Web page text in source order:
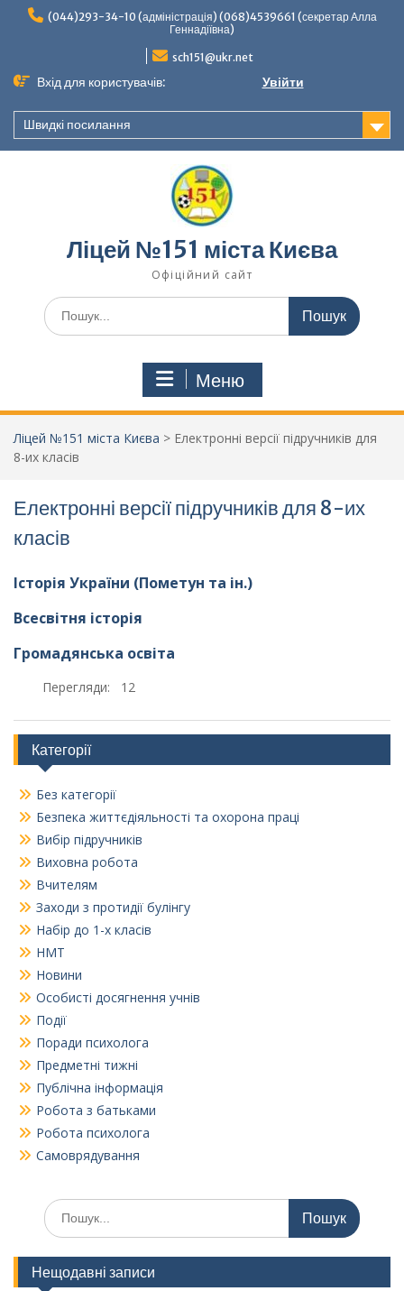
Перейти(044)293-34-10 (адміністрація) (068)4539661 (секретар Алла
Геннадіївна)
sch151@ukr.net
Вхід для користувачів: Увійти
Швидкі посилання
Ліцей №151 міста Києва
Офіційний сайт
Шукати:
Меню
Ліцей №151 міста Києва > Електронні версії підручників для
8-их класів
Електронні версії підручників для 8-их
класів
Історія України (Пометун та ін.)
Всесвітня історія
Громадянська освіта
Перегляди: 12
Категорії
Без категорії
Безпека життєдіяльності та охорона праці
Вибір підручників
Виховна робота
Вчителям
Заходи з протидії булінгу
Набір до 1-х класів
НМТ
Новини
Особисті досягнення учнів
Події
Поради психолога
Предметні тижні
Публічна інформація
Робота з батьками
Робота психолога
Самоврядування
Шукати:
Нещодавні записи